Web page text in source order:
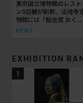
東京国立博物館のレスト
ン3店舗が刷新。法隆寺
物館には「鮨会席 おく
乃」がオープン
NEWS
EXHIBITION